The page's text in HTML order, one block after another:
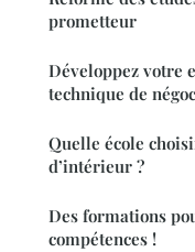
prometteur
Développez votre
technique de
Quelle école
d’intérieur ?
Des formations
compétences !